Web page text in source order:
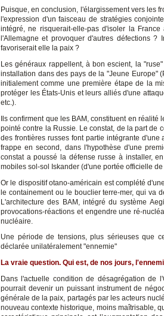
Puisque, en conclusion, l'élargissement vers les
l'expression d'un faisceau de stratégies
intégré, ne risquerait-elle-pas d'isoler la
l'Allemagne et provoquer d'autres défections
favoriserait elle la paix ?
Les généraux rappellent, à bon escient, la
installation dans des pays de la "Jeune Europe"
initialement comme une première étape de la
protéger les États-Unis et leurs alliés d'une
etc.).
Ils confirment que les BAM, constituent en réalité
pointé contre la Russie. Le constat, de la part de
des frontières russes font partie intégrante
frappe en second, dans l'hypothèse d'une
constat a poussé la défense russe à installer,
mobiles sol-sol Iskander (d'une portée officielle de
Or le dispositif otano-américain est complété
le containement ou le bouclier terre-mer, qui va
L'architecture des BAM, intégré du système
provocations-réactions et engendre une ré-
nucléaire.
Une période de tensions, plus sérieuses que
déclarée unilatéralement "ennemie"
La vraie question. Qui est, de nos jours,
Dans l'actuelle condition de désagrégation de
pourrait devenir un puissant instrument de
générale de la paix, partagés par les acteurs
nouveau contexte historique, moins maîtrisable,